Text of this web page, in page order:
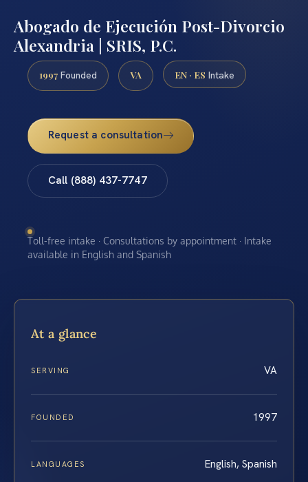
Abogado de Ejecución Post-Divorcio
Alexandria | SRIS, P.C.
1997 Founded VA EN · ES Intake
Request a consultation
Call (888) 437-7747
Toll-free intake · Consultations by appointment · Intake
available in English and Spanish
At a glance
SERVING VA
FOUNDED 1997
LANGUAGES English, Spanish